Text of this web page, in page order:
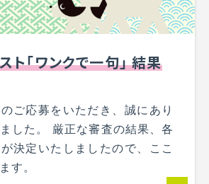
ト「ワンクで一句」 結果
ご応募をいただき、誠にあり
した。 厳正な審査の結果、各
決定いたしましたので、ここ
す。